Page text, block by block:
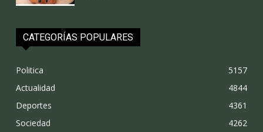
CATEGORÍAS POPULARES
Politica
5157
Actualidad
4844
Deportes
4361
Sociedad
4262